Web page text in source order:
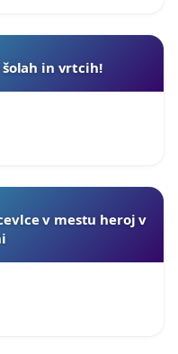
šolah in vrtcih!
v mestu heroj v